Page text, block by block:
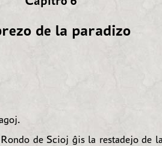
de la paradizo
de Scioj ĝis la restadejo de